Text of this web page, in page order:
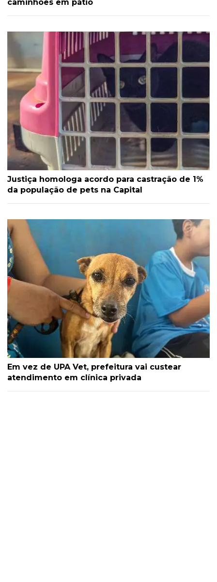
caminhões em pátio
Justiça homologa acordo para castração de 1%
da população de pets na Capital
Em vez de UPA Vet, prefeitura vai custear
atendimento em clínica privada